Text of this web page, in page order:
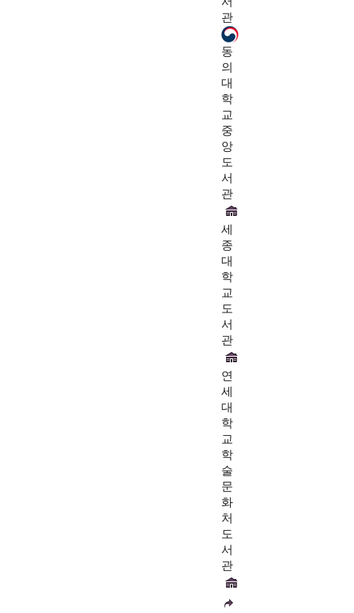
관
동
의
대
학
교
중
앙
도
서
관
세
종
대
학
교
도
서
관
연
세
대
학
교
학
술
문
화
처
도
서
관